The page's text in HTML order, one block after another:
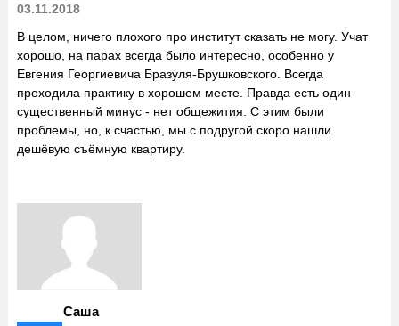
03.11.2018
В целом, ничего плохого про институт сказать не могу. Учат
хорошо, на парах всегда было интересно, особенно у
Евгения Георгиевича Бразуля-Брушковского. Всегда
проходила практику в хорошем месте. Правда есть один
существенный минус - нет общежития. С этим были
проблемы, но, к счастью, мы с подругой скоро нашли
дешёвую съёмную квартиру.
Саша